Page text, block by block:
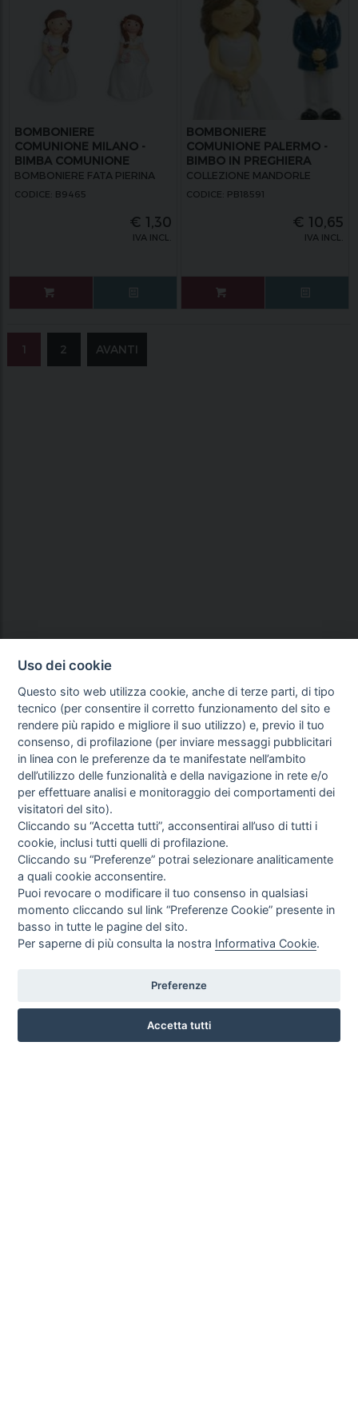
BOMBONIERE
COMUNIONE MILANO -
BIMBA COMUNIONE
CALAMITA
BOMBONIERE FATA PIERINA
CODICE: B9465
€ 1,30
IVA INCL.
BOMBONIERE
COMUNIONE PALERMO -
BIMBO IN PREGHIERA
COLLEZIONE MANDORLE
CODICE: PB18591
€ 10,65
IVA INCL.
1 2 AVANTI
Uso dei cookie
Questo sito web utilizza cookie, anche di terze parti, di tipo
tecnico (per consentire il corretto funzionamento del sito e
rendere più rapido e migliore il suo utilizzo) e, previo il tuo
consenso, di profilazione (per inviare messaggi pubblicitari
in linea con le preferenze da te manifestate nell’ambito
dell’utilizzo delle funzionalità e della navigazione in rete e/o
per effettuare analisi e monitoraggio dei comportamenti dei
visitatori del sito).
Cliccando su “Accetta tutti”, acconsentirai all’uso di tutti i
cookie, inclusi tutti quelli di profilazione.
Cliccando su “Preferenze” potrai selezionare analiticamente
a quali cookie acconsentire.
Puoi revocare o modificare il tuo consenso in qualsiasi
momento cliccando sul link “Preferenze Cookie” presente in
basso in tutte le pagine del sito.
Per saperne di più consulta la nostra Informativa Cookie.
Preferenze
Accetta tutti